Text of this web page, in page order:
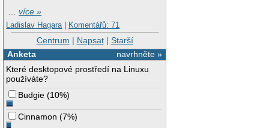
…více »
Ladislav Hagara | Komentářů: 71
Centrum | Napsat| Starší
navrhněte »
Anketa
Které desktopové prostředí na Linuxu
používáte?
Budgie (10%)
Cinnamon (7%)